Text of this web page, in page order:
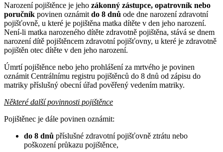
Narození pojištěnce je jeho zákonný zástupce, opatrovník nebo
poručník povinen oznámit do 8 dnů ode dne narození zdravotní
pojišťovně, u které je pojištěna matka dítěte v den jeho narození.
Není-li matka narozeného dítěte zdravotně pojištěna, stává se dnem
narození dítě pojištěncem zdravotní pojišťovny, u které je zdravotně
pojištěn otec dítěte v den jeho narození.
Úmrtí pojištěnce nebo jeho prohlášení za mrtvého je povinen
oznámit Centrálnímu registru pojištěnců do 8 dnů od zápisu do
matriky příslušný obecní úřad pověřený vedením matriky.
Některé další povinnosti pojištěnce
Pojištěnec je dále povinen oznámit:
do 8 dnů příslušné zdravotní pojišťovně ztrátu nebo
poškození průkazu pojištěnce,